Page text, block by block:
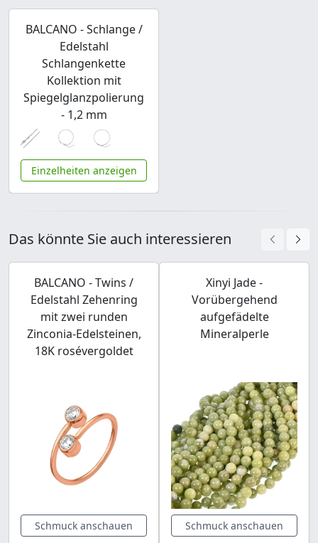
BALCANO - Schlange /
Edelstahl
Schlangenkette
Kollektion mit
Spiegelglanzpolierung
- 1,2 mm
Einzelheiten anzeigen
Das könnte Sie auch interessieren
BALCANO - Twins /
Edelstahl Zehenring
mit zwei runden
Zinconia-Edelsteinen,
18K rosévergoldet
Schmuck anschauen
Xinyi Jade -
Vorübergehend
aufgefädelte
Mineralperle
Schmuck anschauen